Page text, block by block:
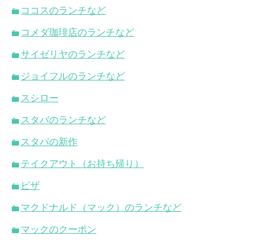
ココスのランチなど
コメダ珈琲店のランチなど
サイゼリヤのランチなど
ジョイフルのランチなど
スシロー
スタバのランチなど
スタバの新作
テイクアウト（お持ち帰り）
ピザ
マクドナルド（マック）のランチなど
マックのクーポン